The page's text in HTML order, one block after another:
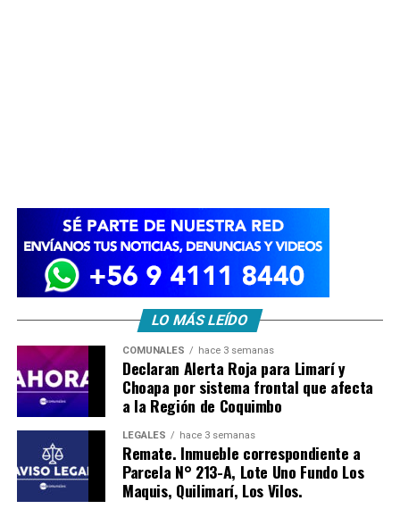
LO MÁS LEÍDO
COMUNALES hace 3 semanas
Declaran Alerta Roja para Limarí y
Choapa por sistema frontal que afecta
a la Región de Coquimbo
LEGALES hace 3 semanas
Remate. Inmueble correspondiente a
Parcela N° 213-A, Lote Uno Fundo Los
Maquis, Quilimarí, Los Vilos.